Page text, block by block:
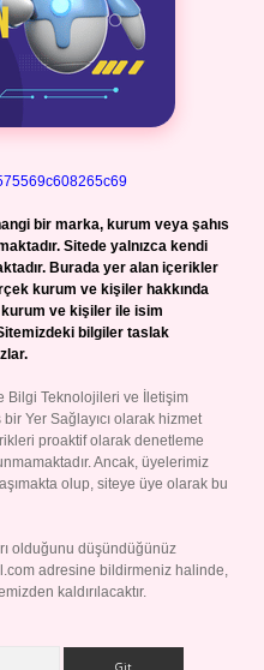
bir marka, kurum veya şahıs
Sitede yalnızca kendi
Burada yer alan içerikler
kurum ve kişiler hakkında
kurum ve kişiler ile isim
bilgiler taslak
Bilgi Teknolojileri ve İletişim
Yer Sağlayıcı olarak hizmet
proaktif olarak denetleme
Ancak, üyelerimiz
olup, siteye üye olarak bu
olduğunu düşündüğünüz
adresine bildirmeniz halinde,
kaldırılacaktır.